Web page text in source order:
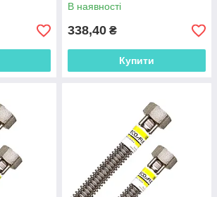
В наявності
338,40 ₴
Купити